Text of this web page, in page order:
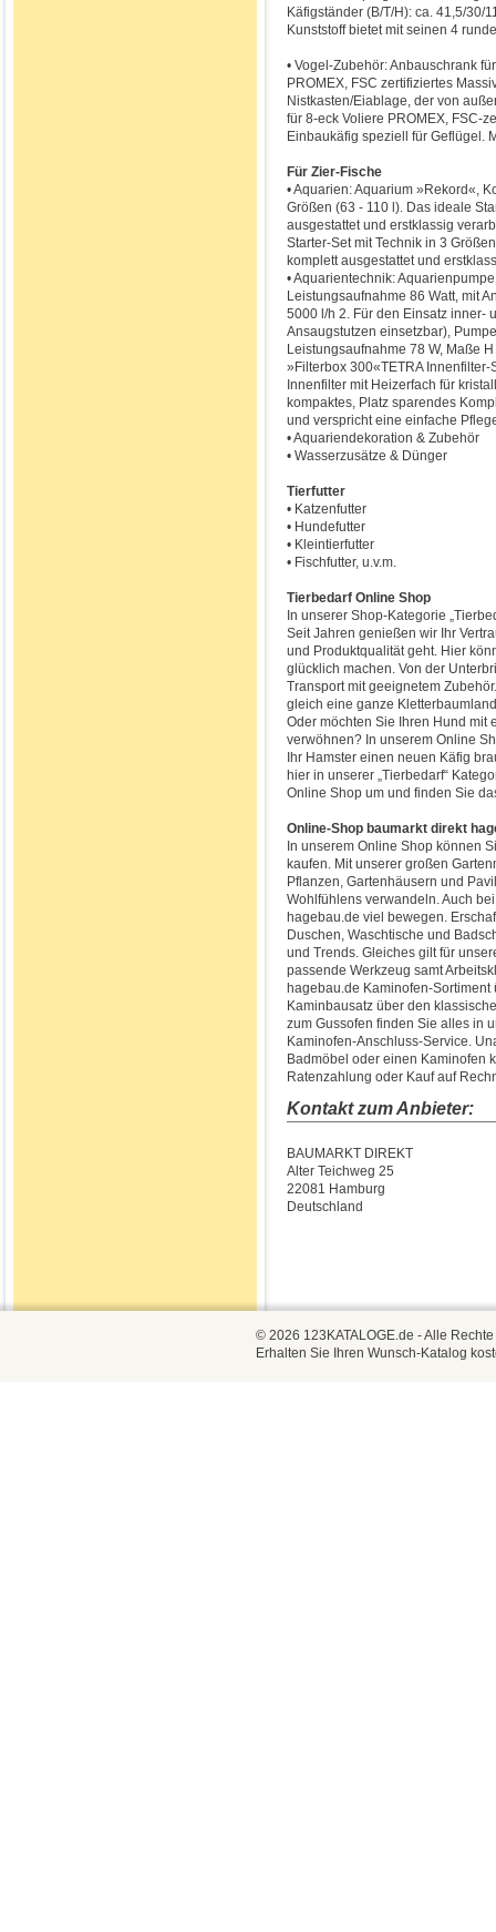
Käfigständer (B/T/H): ca. 41,5/30/
Kunststoff bietet mit seinen 4
• Vogel-Zubehör: Anbauschrank
PROMEX, FSC zertifiziertes
Nistkasten/Eiablage, der von
für 8-eck Voliere PROMEX, FSC-
Einbaukäfig speziell für Geflügel.
Für Zier-Fische
• Aquarien: Aquarium »Rekord«,
Größen (63 - 110 l). Das ideale
ausgestattet und erstklassig
Starter-Set mit Technik in 3
komplett ausgestattet und
• Aquarientechnik:
Leistungsaufnahme 86 Watt, mit
5000 l/h 2. Für den Einsatz inner-
Ansaugstutzen einsetzbar),
Leistungsaufnahme 78 W, Maße
»Filterbox 300«TETRA
Innenfilter mit Heizerfach für
kompaktes, Platz sparendes
und verspricht eine einfache
• Aquariendekoration & Zubehör
• Wasserzusätze & Dünger
Tierfutter
• Katzenfutter
• Hundefutter
• Kleintierfutter
• Fischfutter, u.v.m.
Tierbedarf Online Shop
In unserer Shop-Kategorie
Seit Jahren genießen wir Ihr
und Produktqualität geht. Hier
glücklich machen. Von der
Transport mit geeignetem
gleich eine ganze
Oder möchten Sie Ihren Hund mit
verwöhnen? In unserem Online
Ihr Hamster einen neuen Käfig
hier in unserer „Tierbedarf“
Online Shop um und finden Sie
Online-Shop baumarkt direkt
In unserem Online Shop können
kaufen. Mit unserer großen
Pflanzen, Gartenhäusern und
Wohlfühlens verwandeln. Auch
hagebau.de viel bewegen.
Duschen, Waschtische und
und Trends. Gleiches gilt für
passende Werkzeug samt
hagebau.de Kaminofen-
Kaminbausatz über den
zum Gussofen finden Sie alles in
Kaminofen-Anschluss-Service.
Badmöbel oder einen Kaminofen
Ratenzahlung oder Kauf auf
Kontakt zum Anbieter:
BAUMARKT DIREKT
Alter Teichweg 25
22081 Hamburg
Deutschland
© 2026 123KATALOGE.de - Alle
Erhalten Sie Ihren Wunsch-Katalog